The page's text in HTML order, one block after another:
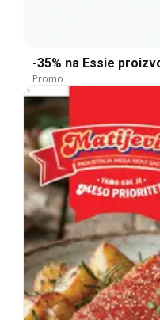
-35% na Essie
Promo